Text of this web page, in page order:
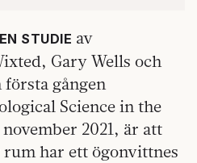
STUDIE av
Gary Wells och
gången
Science in the
2021, är att
rum har ett ögonvittnes